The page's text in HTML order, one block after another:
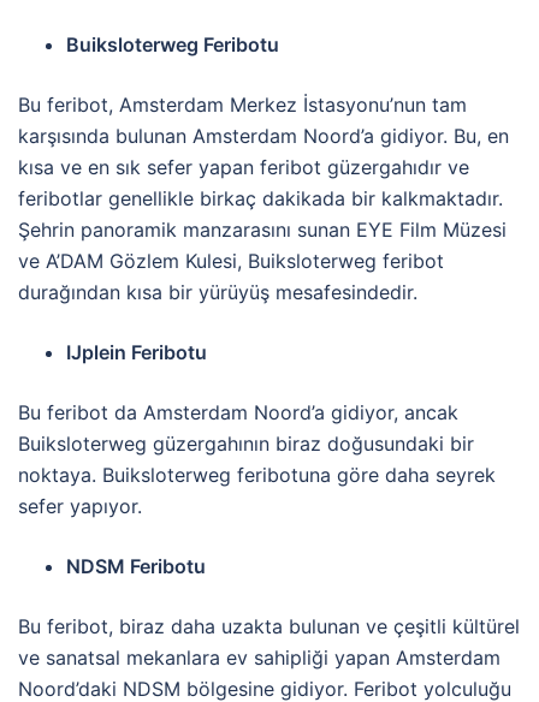
Buiksloterweg Feribotu
Bu feribot, Amsterdam Merkez İstasyonu’nun tam
karşısında bulunan Amsterdam Noord’a gidiyor. Bu, en
kısa ve en sık sefer yapan feribot güzergahıdır ve
feribotlar genellikle birkaç dakikada bir kalkmaktadır.
Şehrin panoramik manzarasını sunan EYE Film Müzesi
ve A’DAM Gözlem Kulesi, Buiksloterweg feribot
durağından kısa bir yürüyüş mesafesindedir.
IJplein Feribotu
Bu feribot da Amsterdam Noord’a gidiyor, ancak
Buiksloterweg güzergahının biraz doğusundaki bir
noktaya. Buiksloterweg feribotuna göre daha seyrek
sefer yapıyor.
NDSM Feribotu
Bu feribot, biraz daha uzakta bulunan ve çeşitli kültürel
ve sanatsal mekanlara ev sahipliği yapan Amsterdam
Noord’daki NDSM bölgesine gidiyor. Feribot yolculuğu